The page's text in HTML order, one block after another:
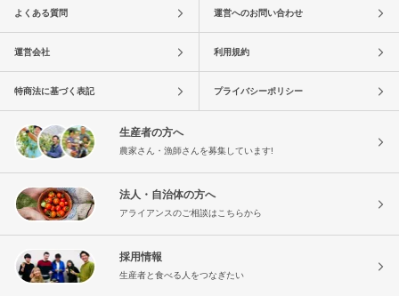
よくある質問 運営へのお問い合わせ
運営会社 利用規約
特商法に基づく表記 プライバシーポリシー
生産者の方へ
農家さん・漁師さんを募集しています!
法人・自治体の方へ
アライアンスのご相談はこちらから
採用情報
生産者と食べる人をつなぎたい